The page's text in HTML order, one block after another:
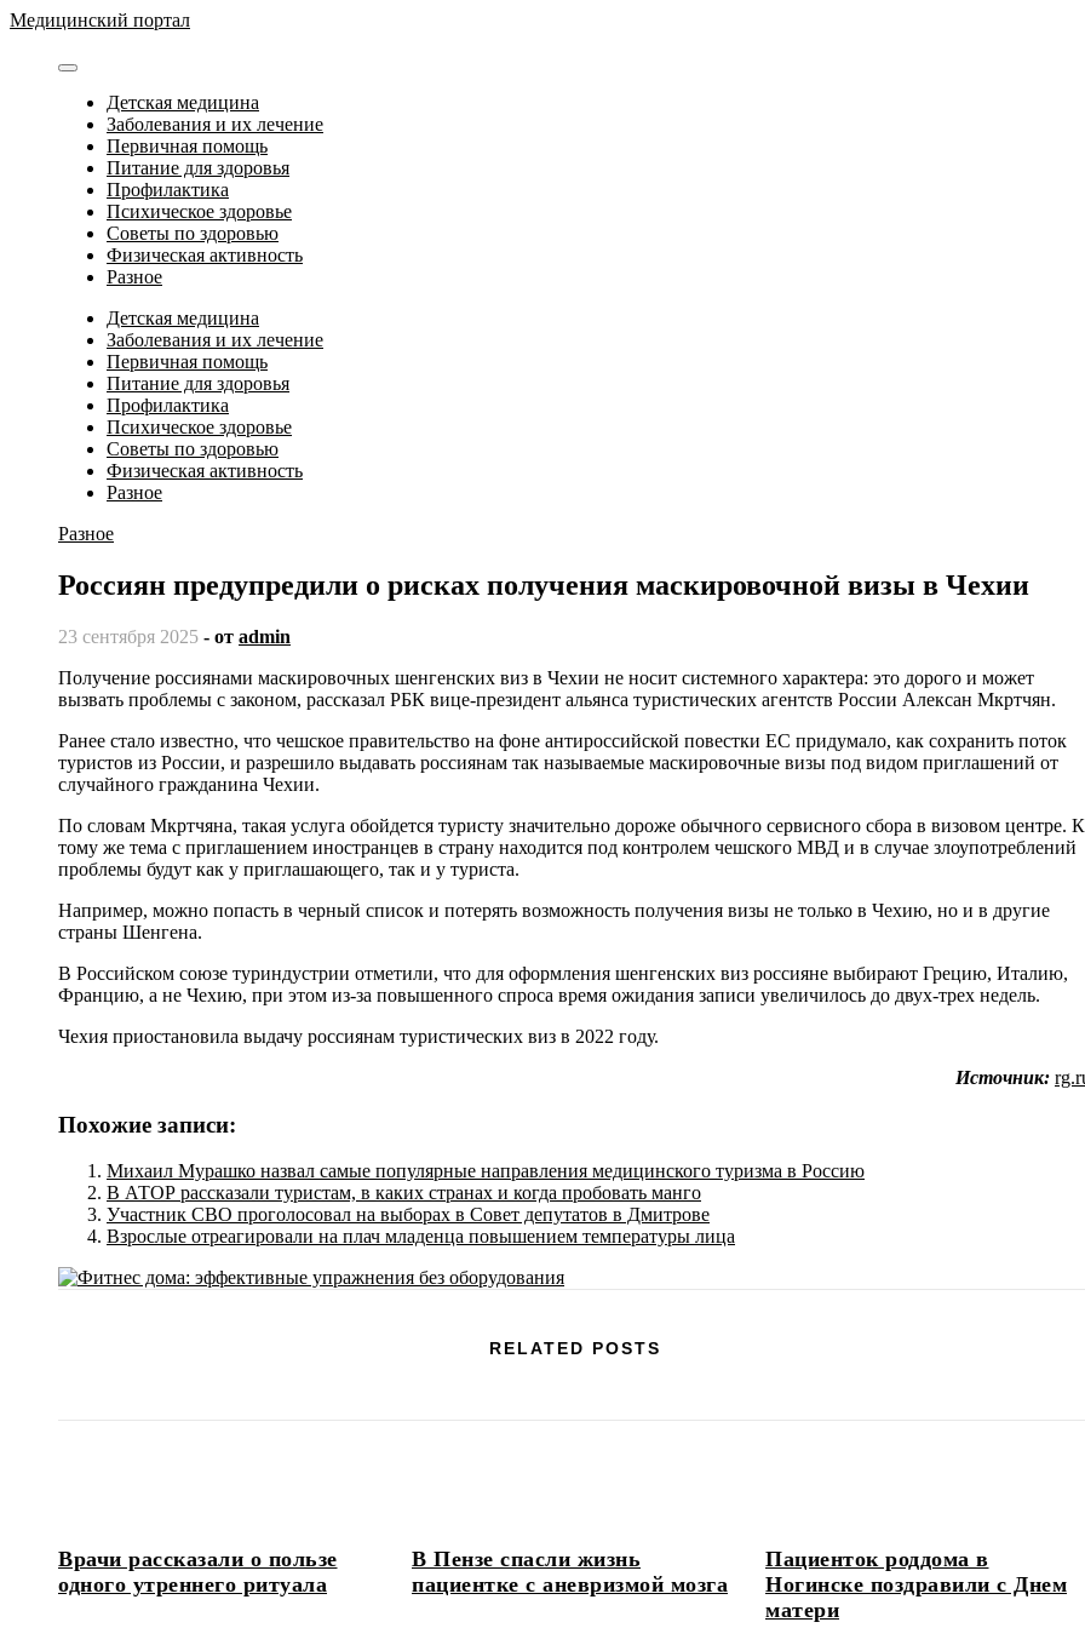
Перейти
содержимому
Медицинский портал
Детская медицина
Заболевания и их лечение
Первичная помощь
Питание для здоровья
Профилактика
Психическое здоровье
Советы по здоровью
Физическая активность
Разное
Детская медицина
Заболевания и их лечение
Первичная помощь
Питание для здоровья
Профилактика
Психическое здоровье
Советы по здоровью
Физическая активность
Разное
Разное
Россиян предупредили о рисках получения маскировочной визы в Чехии
23 сентября 2025 - от admin
Получение россиянами маскировочных шенгенских виз в Чехии не носит системного характера: это дорого и может
вызвать проблемы с законом, рассказал РБК вице-президент альянса туристических агентств России Алексан Мкртчян.
Ранее стало известно, что чешское правительство на фоне антироссийской повестки ЕС придумало, как сохранить поток
туристов из России, и разрешило выдавать россиянам так называемые маскировочные визы под видом приглашений от
случайного гражданина Чехии.
По словам Мкртчяна, такая услуга обойдется туристу значительно дороже обычного сервисного сбора в визовом центре. К
тому же тема с приглашением иностранцев в страну находится под контролем чешского МВД и в случае злоупотреблений
проблемы будут как у приглашающего, так и у туриста.
Например, можно попасть в черный список и потерять возможность получения визы не только в Чехию, но и в другие
страны Шенгена.
В Российском союзе туриндустрии отметили, что для оформления шенгенских виз россияне выбирают Грецию, Италию,
Францию, а не Чехию, при этом из-за повышенного спроса время ожидания записи увеличилось до двух-трех недель.
Чехия приостановила выдачу россиянам туристических виз в 2022 году.
Источник:
Похожие записи:
Михаил Мурашко назвал самые популярные направления медицинского туризма в Россию
В АТОР рассказали туристам, в каких странах и когда пробовать манго
Участник СВО проголосовал на выборах в Совет депутатов в Дмитрове
Взрослые отреагировали на плач младенца повышением температуры лица
RELATED POSTS
Врачи рассказали о пользе
одного утреннего ритуала
В Пензе спасли жизнь
пациентке с аневризмой мозга
Пациенток роддома в
Ногинске поздравили с Днем
матери